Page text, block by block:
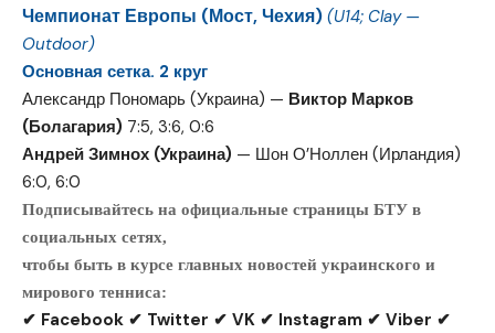
Чемпионат Европы (Мост, Чехия) (U14; Clay —
Outdoor)
Основная сетка. 2 круг
Александр Пономарь (Украина) — Виктор Марков
(Болагария) 7:5, 3:6, 0:6
Андрей Зимнох (Украина) — Шон О’Ноллен (Ирландия)
6:0, 6:0
Подписывайтесь на официальные страницы БТУ в
социальных сетях,
чтобы быть в курсе главных новостей украинского и
мирового тенниса:
✔ Facebook ✔ Twitter ✔ VK ✔ Instagram ✔ Viber ✔